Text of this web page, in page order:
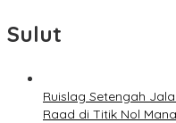
Sulut
Ruislag Setengah
Raad di Titik Nol